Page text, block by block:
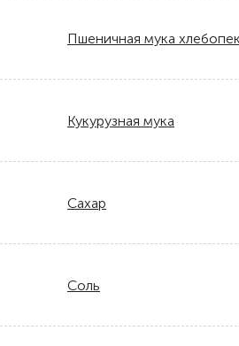
Пшеничная мука
Кукурузная мука
Сахар
Соль